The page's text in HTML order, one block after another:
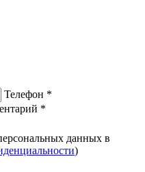
Телефон *
*
данных в
)